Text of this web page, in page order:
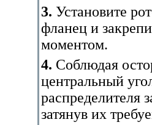
3. Установите
фланец и
моментом.
4. Соблюдая
центральный
распределителя
затянув их